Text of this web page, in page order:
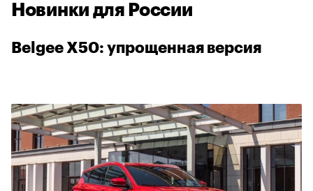
Новинки для России
Belgee X50: упрощенная версия